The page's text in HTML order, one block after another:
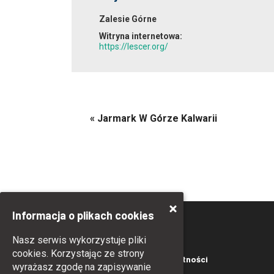
Zalesie Górne
Witryna internetowa:
https://lescer.org/
« Jarmark W Górze Kalwarii
Kontakt
Polityka prywatności
Informacja o plikach cookies
Nasz serwis wykorzystuje pliki
cookies. Korzystając ze strony
wyrażasz zgodę na zapisywanie